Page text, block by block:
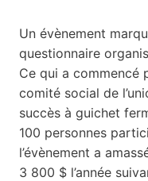
Un évènement
questionnaire
Ce qui a commencé
comité social de
succès à guichet
100 personnes
l’évènement a
3 800 $ l’année